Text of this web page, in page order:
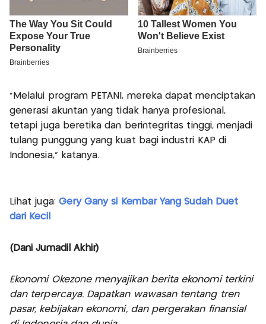
"Melalui program PETANI, mereka dapat menciptakan
generasi akuntan yang tidak hanya profesional,
tetapi juga beretika dan berintegritas tinggi, menjadi
tulang punggung yang kuat bagi industri KAP di
Indonesia," katanya.
Lihat juga: Gery Gany si Kembar Yang Sudah Duet
dari Kecil
(Dani Jumadil Akhir)
Ekonomi Okezone menyajikan berita ekonomi terkini
dan terpercaya. Dapatkan wawasan tentang tren
pasar, kebijakan ekonomi, dan pergerakan finansial